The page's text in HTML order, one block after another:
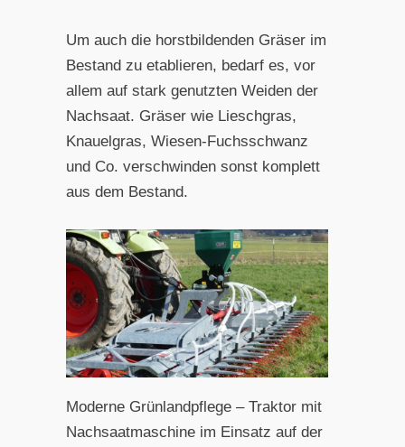
Um auch die horstbildenden Gräser im
Bestand zu etablieren, bedarf es, vor
allem auf stark genutzten Weiden der
Nachsaat. Gräser wie Lieschgras,
Knauelgras, Wiesen-Fuchsschwanz
und Co. verschwinden sonst komplett
aus dem Bestand.
Moderne Grünlandpflege – Traktor mit
Nachsaatmaschine im Einsatz auf der